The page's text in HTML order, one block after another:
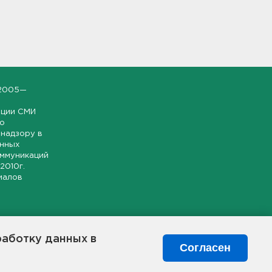
данных в
Согласен
СМИ
в
свободного